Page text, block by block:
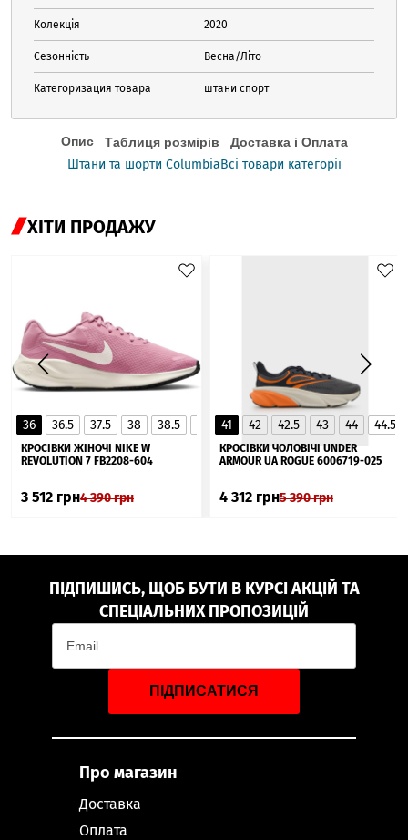
Колекція 2020
Сезонність Весна/Літо
Категоризация товара штани спорт
Опис Таблиця розмірів Доставка і Оплата
Штани та шорти ColumbiaВсі товари категорії
ХІТИ ПРОДАЖУ
36 36.5 37.5 38 38.5 40 40.5
41
▲
КРОСІВКИ ЖІНОЧІ NIKE W
REVOLUTION 7 FB2208-604
3 512 грн4 390грн
41 42 42.5 43 44 44.5
КРОСІВКИ ЧОЛОВІЧІ UNDER
ARMOUR UA ROGUE 6006719-025
4 312 грн5 390грн
ПІДПИШИСЬ, ЩОБ БУТИ В КУРСІ АКЦІЙ ТА
СПЕЦІАЛЬНИХ ПРОПОЗИЦІЙ
ПІДПИСАТИСЯ
Про магазин
Доставка
Оплата